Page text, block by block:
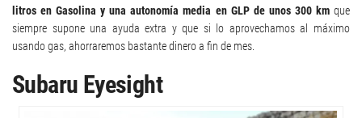
litros en Gasolina y una autonomía media en GLP de unos 300 kmque
siempre supone una ayuda extra y que si lo aprovechamos al máximo
usando gas, ahorraremos bastante dinero a fin de mes.
Subaru Eyesight